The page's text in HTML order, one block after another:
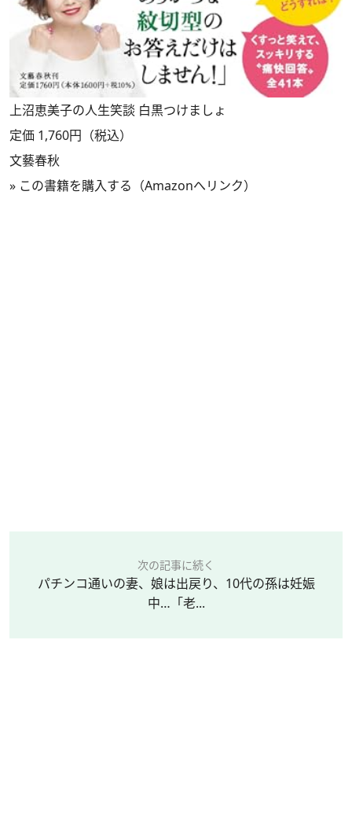
上沼恵美子の人生笑談 白黒つけましょ
定価 1,760円（税込）
文藝春秋
» この書籍を購入する（Amazonへリンク）
次の記事に続く
パチンコ通いの妻、娘は出戻り、10代の孫は妊娠
中…「老...